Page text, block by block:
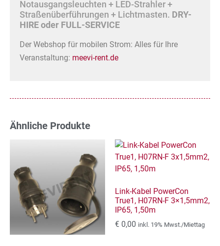
Notausgangsleuchten + LED-Strahler +
Straßenüberführungen + Lichtmasten. DRY-
HIRE oder FULL-SERVICE
Der Webshop für mobilen Strom: Alles für Ihre
Veranstaltung: meevi-rent.de
Ähnliche Produkte
Link-Kabel PowerCon
True1, H07RN-F 3×1,5mm2,
IP65, 1,50m
€ 0,00 inkl. 19% Mwst./Miettag